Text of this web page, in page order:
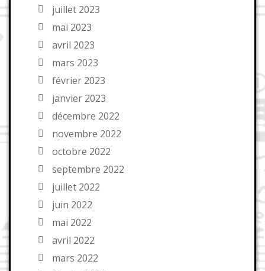
juillet 2023
mai 2023
avril 2023
mars 2023
février 2023
janvier 2023
décembre 2022
novembre 2022
octobre 2022
septembre 2022
juillet 2022
juin 2022
mai 2022
avril 2022
mars 2022